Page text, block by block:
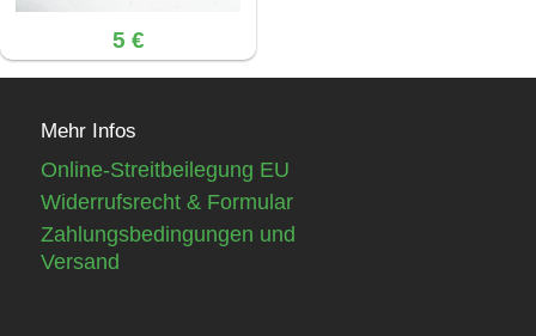
5 €
Mehr Infos
Online-Streitbeilegung EU
Widerrufsrecht & Formular
Zahlungsbedingungen und
Versand